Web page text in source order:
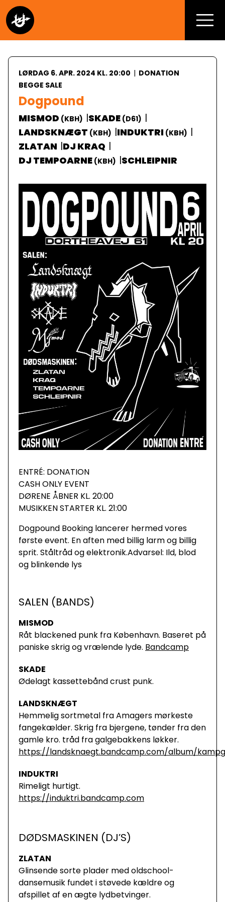
LØRDAG 6. APR. 2024 KL. 20:00 | DONATION
BEGGE SALE
Dogpound
MISMOD (KBH) |SKADE (D61) |
LANDSKNÆGT (KBH) |INDUKTRI (KBH) |
ZLATAN |DJ KRAQ |
DJ TEMPOARNE (KBH) |SCHLEIPNIR
ENTRÉ: DONATION
CASH ONLY EVENT
DØRENE ÅBNER KL. 20:00
MUSIKKEN STARTER KL. 21:00
Dogpound Booking lancerer hermed vores
første event. En aften med billig larm og billig
sprit. Ståltråd og elektronik.Advarsel: Ild, blod
og blinkende lys
SALEN (BANDS)
MISMOD
Råt blackened punk fra København. Baseret på
paniske skrig og vrælende lyde. Bandcamp
SKADE
Ødelagt kassettebånd crust punk.
LANDSKNÆGT
Hemmelig sortmetal fra Amagers mørkeste
fangekælder. Skrig fra bjergene, tønder fra den
gamle kro. tråd fra galgebakkens løkker.
https://landsknaegt.bandcamp.com/album/
INDUKTRI
Rimeligt hurtigt.
https://induktri.bandcamp.com
DØDSMASKINEN (DJ’S)
ZLATAN
Glinsende sorte plader med oldschool-
dansemusik fundet i støvede kældre og
afspillet af en ægte lydbetvinger.